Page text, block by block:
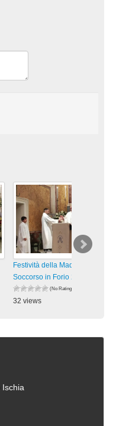
Festività della Madonna del
Soccorso in Forio 2026. La
(No Ratings Yet)
32 views
Ischia